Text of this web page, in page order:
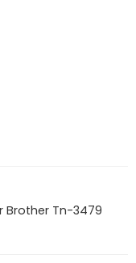
Brother Tn-3479